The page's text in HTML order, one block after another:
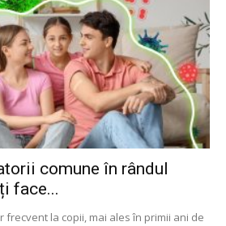
comune în rândul
face...
la copii, mai ales în primii ani de